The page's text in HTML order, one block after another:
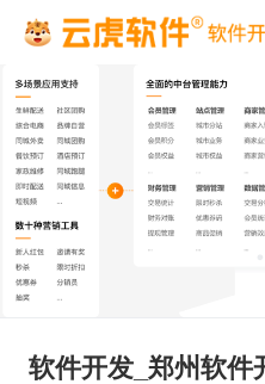
软件开发_郑州软件